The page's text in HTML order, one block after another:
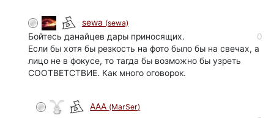
sewa (sewa)
0
Бойтесь данайцев дары приносящих.
Если бы хотя бы резкость на фото было бы на свечах, а
лицо не в фокусе, то тагда бы возможно бы узреть
СООТВЕТСТВИЕ. Как много оговорок.
ААА (MarSer)